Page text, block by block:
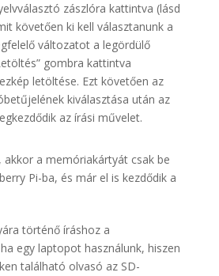
zászlóra kattintva (lásd
követően ki kell választanunk a
változatot a legördülő
gombra kattintva
letöltése. Ezt követően az
kiválasztása után az
az írási művelet.
akkor a memóriakártyát csak be
Pi-ba, és már el is kezdődik a
történő íráshoz a
egy laptopot használunk, hiszen
található olvasó az SD-